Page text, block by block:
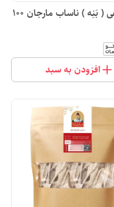
پسته کوهی ( بَنِه ) ناساب مارجان 100
افزودن به سبد